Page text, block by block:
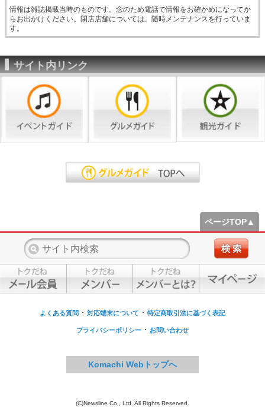
情報は雑誌掲載当時のものです。念のため電話で情報をお確かめになってか
らお出かけください。閉店店舗については、随時メンテナンスを行っていま
す。
サイト内リンク
ページTOP▲
よくある質問 ・ 対応端末について ・ 特定商取引法に基づく表記
プライバシーポリシー ・ お問い合わせ
Komachi Webトップへ
(C)Newsline Co., Ltd. All Rights Reserved.